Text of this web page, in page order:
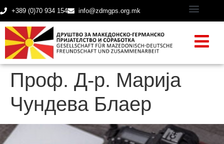
+389 (0)70 934 154 info@zdmgps.org.mk
Проф. Д-р. Марија
Чундева Блаер